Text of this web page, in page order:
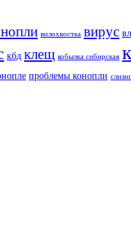
вилохвостка вирус
кбд клещ кобылка сибирская
проблемы конопли